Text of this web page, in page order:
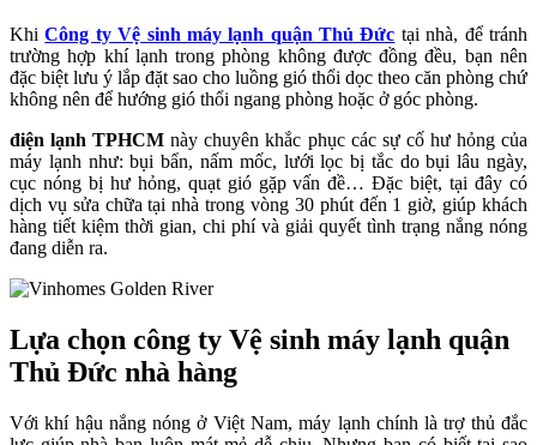
KhiCông ty Vệ sinh máy lạnh quận Thủ Đức tại nhà, để tránh
trường hợp khí lạnh trong phòng không được đồng đều, bạn nên
đặc biệt lưu ý lắp đặt sao cho luồng gió thổi dọc theo căn phòng chứ
không nên để hướng gió thổi ngang phòng hoặc ở góc phòng.
điện lạnh TPHCM này chuyên khắc phục các sự cố hư hỏng của
máy lạnh như: bụi bẩn, nấm mốc, lưới lọc bị tắc do bụi lâu ngày,
cục nóng bị hư hỏng, quạt gió gặp vấn đề… Đặc biệt, tại đây có
dịch vụ sửa chữa tại nhà trong vòng 30 phút đến 1 giờ, giúp khách
hàng tiết kiệm thời gian, chi phí và giải quyết tình trạng nắng nóng
đang diễn ra.
Lựa chọn công ty Vệ sinh máy lạnh quận
Thủ Đức nhà hàng
Với khí hậu nắng nóng ở Việt Nam, máy lạnh chính là trợ thủ đắc